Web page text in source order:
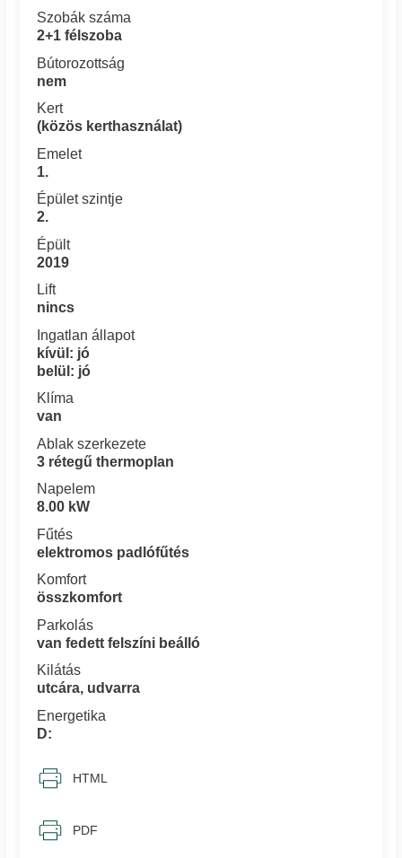
Szobák száma
2+1 félszoba
Bútorozottság
nem
Kert
(közös kerthasználat)
Emelet
1.
Épület szintje
2.
Épült
2019
Lift
nincs
Ingatlan állapot
kívül: jó
belül: jó
Klíma
van
Ablak szerkezete
3 rétegű thermoplan
Napelem
8.00 kW
Fűtés
elektromos padlófűtés
Komfort
összkomfort
Parkolás
van fedett felszíni beálló
Kilátás
utcára, udvarra
Energetika
D:
HTML
PDF